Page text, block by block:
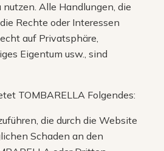
Alle Handlungen, die
Rechte oder Interessen
auf Privatsphäre,
Eigentum usw., sind
TOMBARELLA Folgendes:
die durch die Website
Schaden an den